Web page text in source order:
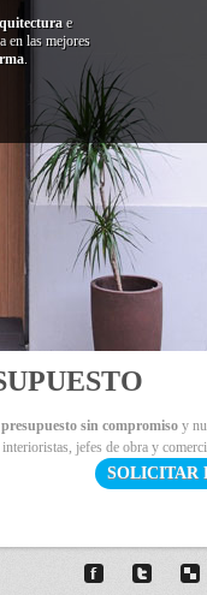
e
en las mejores
.
sin compromiso y
jefes de obra y
SOLICITAR